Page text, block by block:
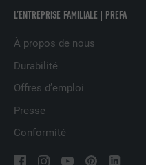
L’ENTREPRISE FAMILIALE | PREFA
À propos de nous
Durabilité
Offres d’emploi
Presse
Conformité
NOM
EXPIRATION
UTILITÉ